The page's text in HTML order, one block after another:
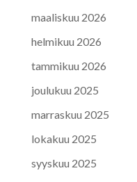
maaliskuu 2026
helmikuu 2026
tammikuu 2026
joulukuu 2025
marraskuu 2025
lokakuu 2025
syyskuu 2025